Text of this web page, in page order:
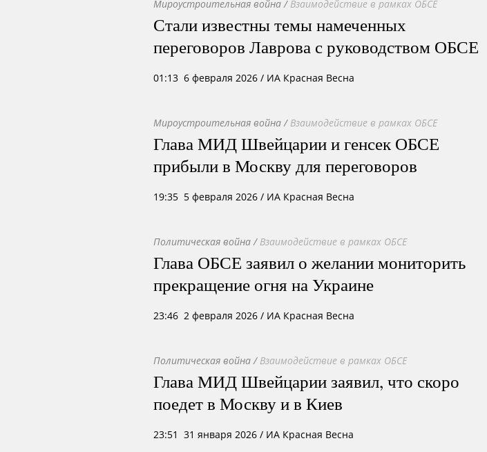
Мироустроительная война / Взаимодействие в рамках ОБСЕ
Стали известны темы намеченных
переговоров Лаврова с руководством ОБСЕ
01:13 6 февраля 2026 / ИА Красная Весна
Мироустроительная война / Взаимодействие в рамках ОБСЕ
Глава МИД Швейцарии и генсек ОБСЕ
прибыли в Москву для переговоров
19:35 5 февраля 2026 / ИА Красная Весна
Политическая война / Взаимодействие в рамках ОБСЕ
Глава ОБСЕ заявил о желании мониторить
прекращение огня на Украине
23:46 2 февраля 2026 / ИА Красная Весна
Политическая война / Взаимодействие в рамках ОБСЕ
Глава МИД Швейцарии заявил, что скоро
поедет в Москву и в Киев
23:51 31 января 2026 / ИА Красная Весна